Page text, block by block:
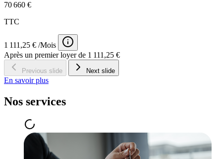
70 660 €
TTC
1 111,25 € /Mois
Après un premier loyer de 1 111,25 €
Previous slide Next slide
En savoir plus
Nos services